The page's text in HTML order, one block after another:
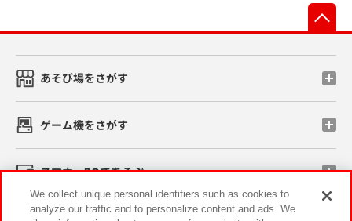
あそび場をさがす
ゲーム機をさがす
スマホ・PCであそぶ
We collect unique personal identifiers such as cookies to
analyze our traffic and to personalize content and ads. We